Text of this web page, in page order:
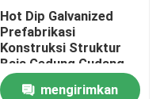
Hot Dip Galvanized
Prefabrikasi
Konstruksi Struktur
Baja Gedung Gudang
mengirimkan